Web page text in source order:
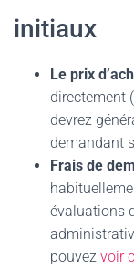
initiaux
Le prix
directement
devrez
demandant
Frais de
évaluations
pouvez voir